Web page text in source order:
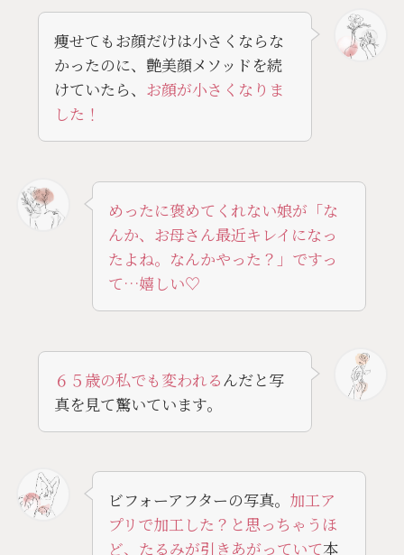
痩せてもお顔だけは小さくならな
かったのに、艶美顔メソッドを続
けていたら、 お顔が小さくなりま
した！
めったに褒めてくれない娘が「な
んか、お母さん最近キレイになっ
たよね。なんかやった？」ですっ
て…嬉しい♡
６５歳の私でも変われるんだと写
真を見て驚いています。
ビフォーアフターの写真。 加工ア
プリで加工した？と思っちゃうほ
ど、たるみが引きあがっていて本